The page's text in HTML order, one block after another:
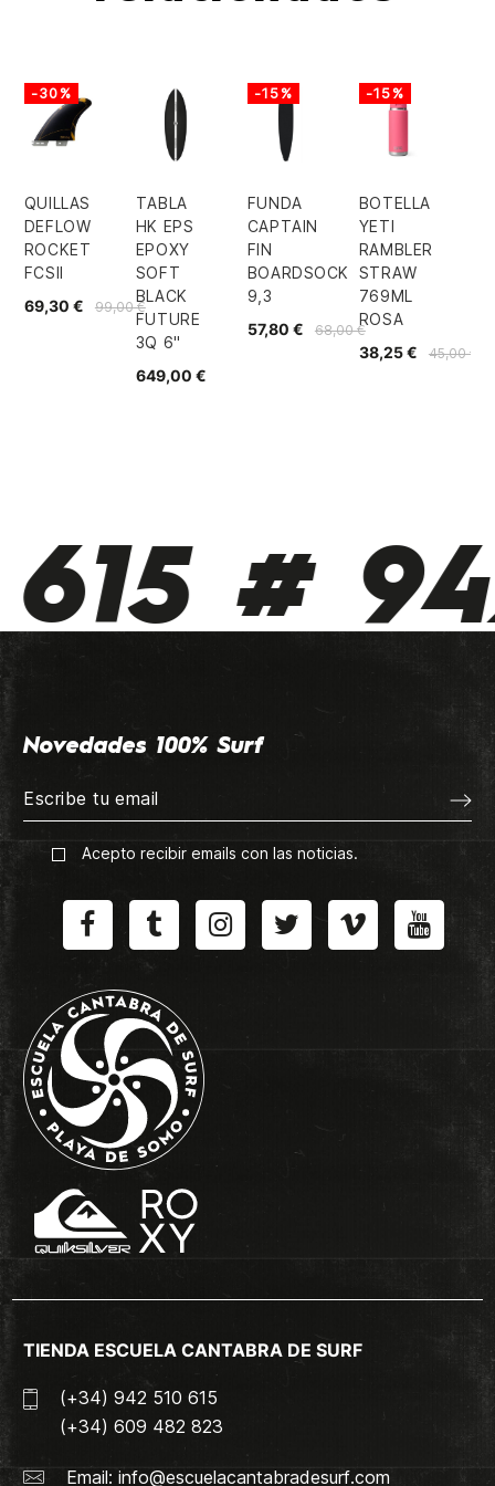
QUILLAS
DEFLOW
ROCKET
FCSII
99,00 €
69,30 €
-30%
TABLA
HK EPS
EPOXY
SOFT
BLACK
FUTURE
3Q 6"
649,00 €
FUNDA
CAPTAIN
FIN
BOARDSOCK
9,3
68,00 €
57,80 €
-15%
BOTELLA
YETI
RAMBLER
STRAW
769ML
ROSA
45,00 €
38,25 €
-15%
#
Novedades 100% Surf
Acepto recibir emails con las noticias.
TIENDA ESCUELA CANTABRA DE SURF
(+34) 942 510 615
(+34) 609 482 823
Email: info@escuelacantabradesurf.com